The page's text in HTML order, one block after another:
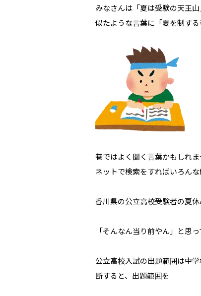
みなさんは「夏は受験の天王
似たような言葉に「夏を制す
巷ではよく聞く言葉かもしれ
ネットで検索をすればいろん
香川県の公立高校受験者の夏
「そんなん当り前やん」と思
公立高校入試の出題範囲は中
断すると、出題範囲を